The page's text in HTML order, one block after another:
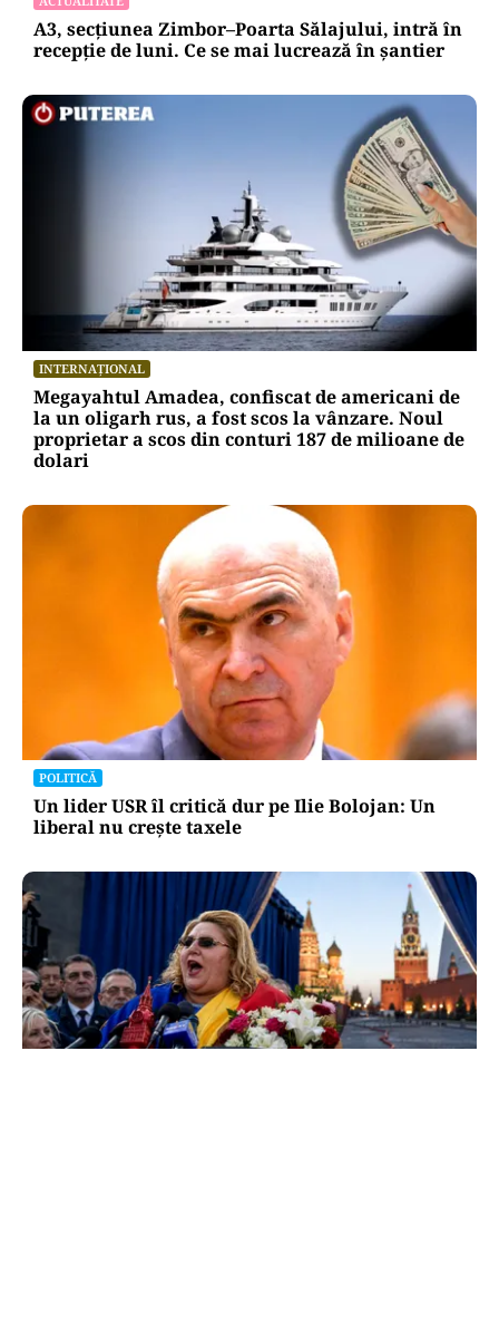
A3, secțiunea Zimbor–Poarta Sălajului, intră în
recepție de luni. Ce se mai lucrează în șantier
INTERNAȚIONAL
Megayahtul Amadea, confiscat de americani de
la un oligarh rus, a fost scos la vânzare. Noul
proprietar a scos din conturi 187 de milioane de
dolari
POLITICĂ
Un lider USR îl critică dur pe Ilie Bolojan: Un
liberal nu crește taxele